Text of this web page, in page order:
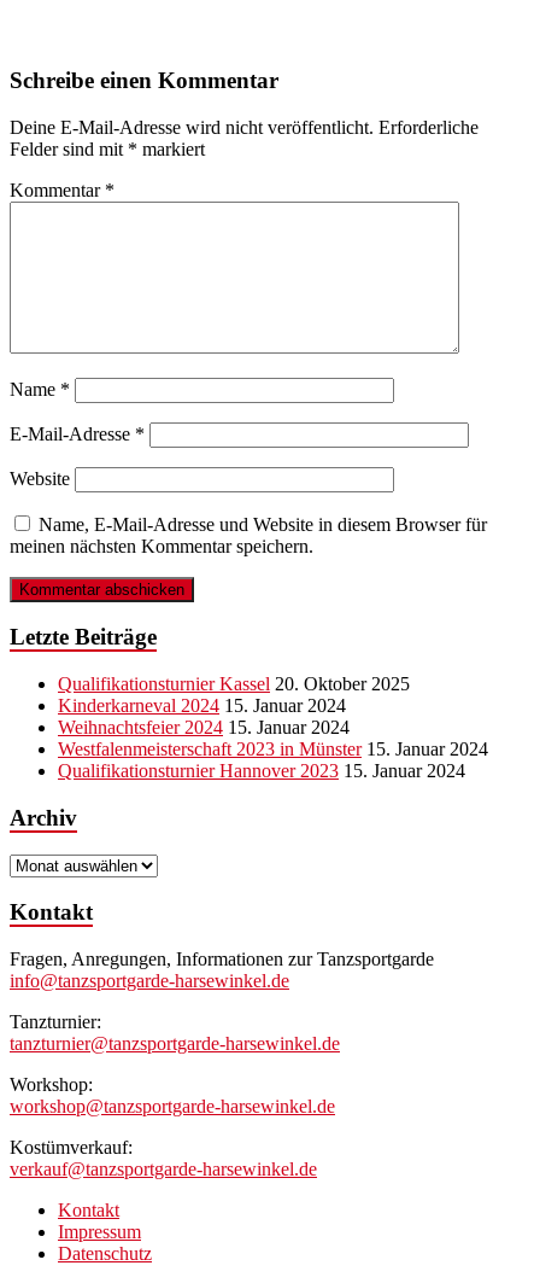
Schreibe einen Kommentar
Deine E-Mail-Adresse wird nicht veröffentlicht. Erforderliche
Felder sind mit * markiert
Kommentar *
Name *
E-Mail-Adresse *
Website
Name, E-Mail-Adresse und Website in diesem Browser für
meinen nächsten Kommentar speichern.
Letzte Beiträge
Qualifikationsturnier Kassel 20. Oktober 2025
Kinderkarneval 2024 15. Januar 2024
Weihnachtsfeier 2024 15. Januar 2024
Westfalenmeisterschaft 2023 in Münster 15. Januar 2024
Qualifikationsturnier Hannover 2023 15. Januar 2024
Archiv
Archiv
Kontakt
Fragen, Anregungen, Informationen zur Tanzsportgarde
info@tanzsportgarde-harsewinkel.de
Tanzturnier:
tanzturnier@tanzsportgarde-harsewinkel.de
Workshop:
workshop@tanzsportgarde-harsewinkel.de
Kostümverkauf:
verkauf@tanzsportgarde-harsewinkel.de
Kontakt
Impressum
Datenschutz